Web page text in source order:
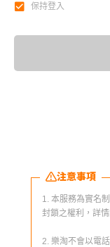
保持登入
注意事項
1. 本服務為實名
封鎖之權利，詳
2. 樂淘不會以電